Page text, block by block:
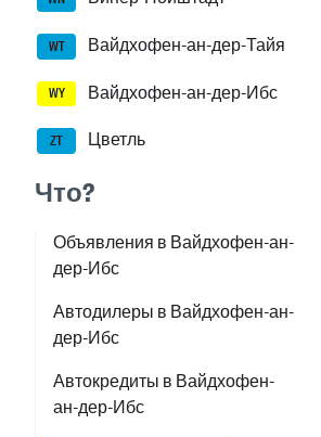
WT Вайдхофен-ан-дер-Тайя
WY Вайдхофен-ан-дер-Ибс
ZT Цветль
Что?
Объявления в Вайдхофен-ан-
дер-Ибс
Автодилеры в Вайдхофен-ан-
дер-Ибс
Автокредиты в Вайдхофен-
ан-дер-Ибс